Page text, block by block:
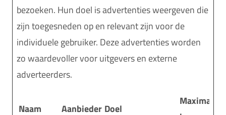
bezoeken. Hun doel is advertenties weergeven die
zijn toegesneden op en relevant zijn voor de
individuele gebruiker. Deze advertenties worden
zo waardevoller voor uitgevers en externe
adverteerders.
Naam Aanbieder Doel
Maximale